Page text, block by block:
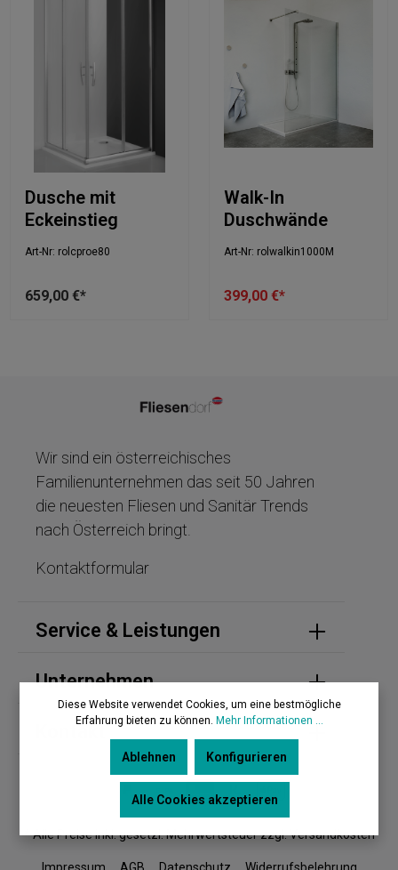
Dusche mit
Eckeinstieg
Art-Nr: rolcproe80
659,00 €*
Walk-In
Duschwände
Art-Nr: rolwalkin1000M
399,00 €*
Wir sind ein österreichisches
Familienunternehmen das seit 50 Jahren
die neuesten Fliesen und Sanitär Trends
nach Österreich bringt.
Kontaktformular
Service & Leistungen
Unternehmen
Kontakt
* Alle Preise inkl. gesetzl. Mehrwertsteuer zzgl. Versandkosten
Diese Website verwendet Cookies, um eine bestmögliche
Erfahrung bieten zu können. Mehr Informationen ...
Ablehnen Konfigurieren
Alle Cookies akzeptieren